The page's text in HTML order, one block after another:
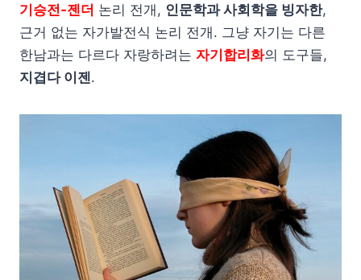
기승전-젠더 논리 전개, 인문학과 사회학을 빙자한,
근거 없는 자가발전식 논리 전개. 그냥 자기는 다른
한남과는 다르다 자랑하려는 자기합리화의 도구들,
지겹다 이젠.